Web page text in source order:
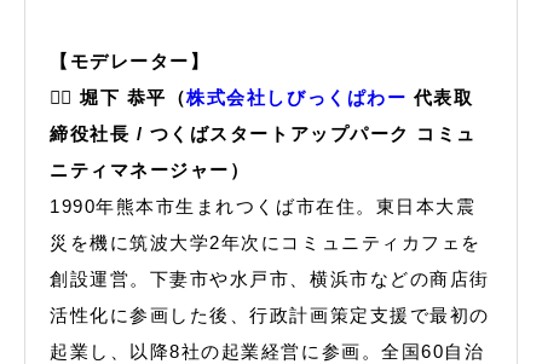
【モデレーター】
🙋‍♂️ 堀下 恭平（株式会社しびっくぱわー 代表取
締役社長 / つくばスタートアップパーク コミュ
ニティマネージャー）
1990年熊本市生まれつくば市在住。東日本大震
災を機に筑波大学2年次にコミュニティカフェを
創設運営。下妻市や水戸市、横浜市などの商店街
活性化に参画した後、行政計画策定支援で最初の
起業し、以降8社の起業経営に参画。全国60自治